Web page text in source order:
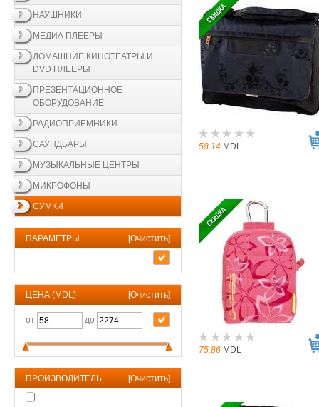
НАУШНИКИ
МЕДИА ПЛЕЕРЫ
ДОМАШНИЕ КИНОТЕАТРЫ И
DVD ПЛЕЕРЫ
ПРЕЗЕНТАЦИОННОЕ
ОБОРУДОВАНИЕ
РАДИОПРИЕМНИКИ
САУНДБАРЫ
МУЗЫКАЛЬНЫЕ ЦЕНТРЫ
МИКРОФОНЫ
СУМКИ
ПАРАМЕТРЫ [Очистить]
ЦЕНА (MDL) [Очистить]
от до
ПРОИЗВОДИТЕЛЬ [Очистить]
58.14 MDL
75.86 MDL